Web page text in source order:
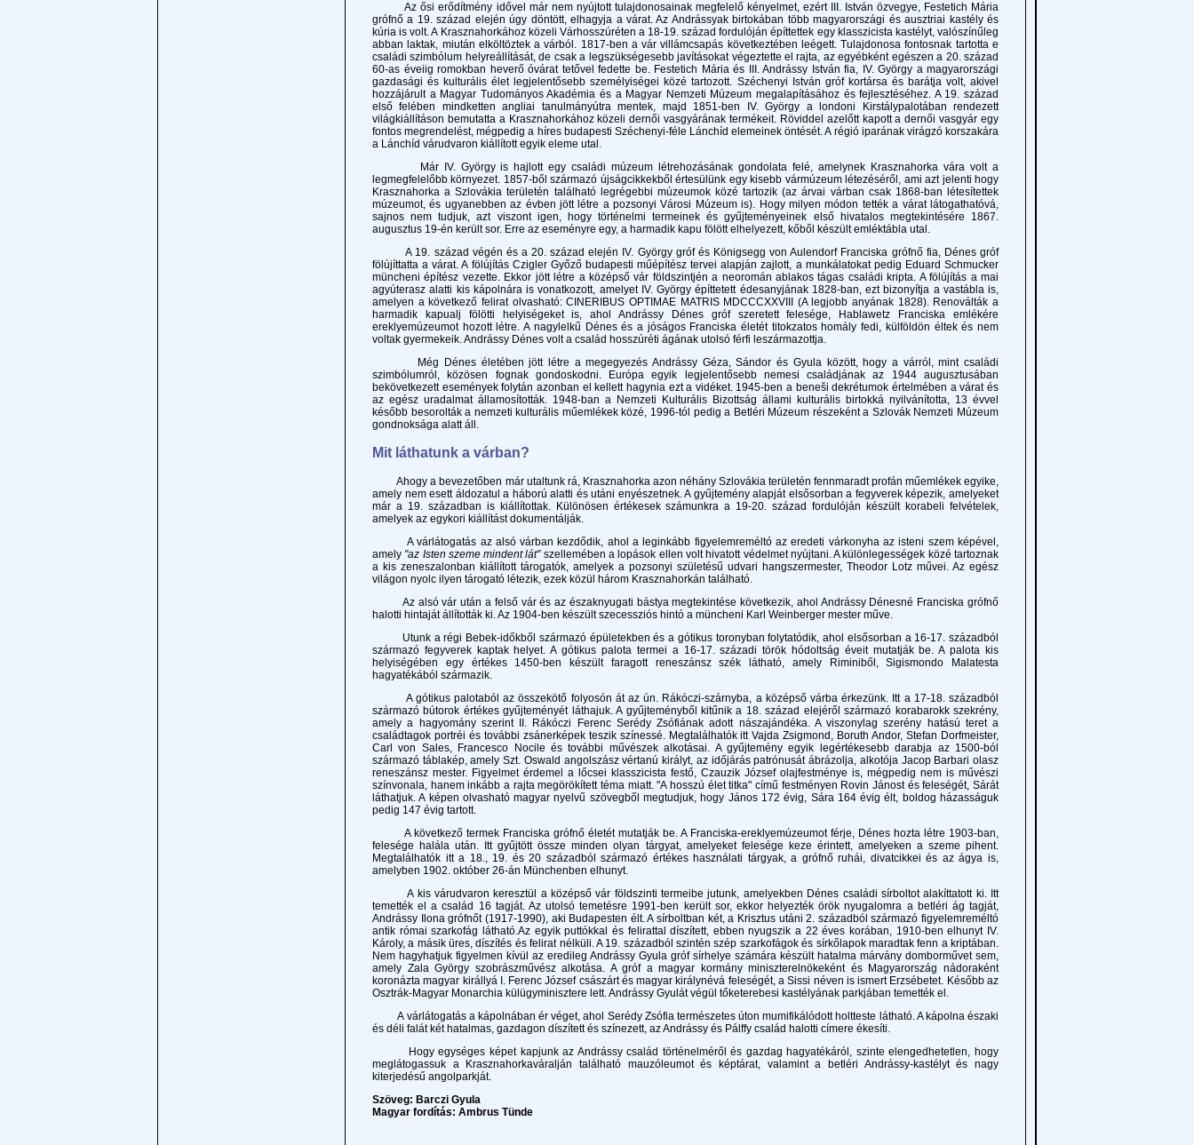
Az ősi erődítmény idővel már nem nyújtott tulajdonosainak megfelelő kényelmet, ezért III. István özvegye, Festetich Mária
grófnő a 19. század elején úgy döntött, elhagyja a várat. Az Andrássyak birtokában több magyarországi és ausztriai kastély és
kúria is volt. A Krasznahorkához közeli Várhosszúréten a 18-19. század fordulóján építtettek egy klasszicista kastélyt, valószínűleg
abban laktak, miután elköltöztek a várból. 1817-ben a vár villámcsapás következtében leégett. Tulajdonosa fontosnak tartotta e
családi szimbólum helyreállítását, de csak a legszükségesebb javításokat végeztette el rajta, az egyébként egészen a 20. század
60-as éveiig romokban heverő óvárat tetővel fedette be. Festetich Mária és III. Andrássy István fia, IV. György a magyarországi
gazdasági és kulturális élet legjelentősebb személyiségei közé tartozott. Széchenyi István gróf kortársa és barátja volt, akivel
hozzájárult a Magyar Tudományos Akadémia és a Magyar Nemzeti Múzeum megalapításához és fejlesztéséhez. A 19. század
első felében mindketten angliai tanulmányútra mentek, majd 1851-ben IV. György a londoni Kirstálypalotában rendezett
világkiállításon bemutatta a Krasznahorkához közeli dernői vasgyárának termékeit. Röviddel azelőtt kapott a dernői vasgyár egy
fontos megrendelést, mégpedig a híres budapesti Széchenyi-féle Lánchíd elemeinek öntését. A régió iparának virágzó korszakára
a Lánchíd várudvaron kiállított egyik eleme utal.
Már IV. György is hajlott egy családi múzeum létrehozásának gondolata felé, amelynek Krasznahorka vára volt a
legmegfelelőbb környezet. 1857-ből származó újságcikkekből értesülünk egy kisebb vármúzeum létezéséről, ami azt jelenti hogy
Krasznahorka a Szlovákia területén található legrégebbi múzeumok közé tartozik (az árvai várban csak 1868-ban létesítettek
múzeumot, és ugyanebben az évben jött létre a pozsonyi Városi Múzeum is). Hogy milyen módon tették a várat látogathatóvá,
sajnos nem tudjuk, azt viszont igen, hogy történelmi termeinek és gyűjteményeinek első hivatalos megtekintésére 1867.
augusztus 19-én került sor. Erre az eseményre egy, a harmadik kapu fölött elhelyezett, kőből készült emléktábla utal.
A 19. század végén és a 20. század elején IV. György gróf és Königsegg von Aulendorf Franciska grófnő fia, Dénes gróf
fölújíttatta a várat. A fölújítás Czigler Győző budapesti műépítész tervei alapján zajlott, a munkálatokat pedig Eduard Schmucker
müncheni építész vezette. Ekkor jött létre a középső vár földszintjén a neoromán ablakos tágas családi kripta. A fölújítás a mai
agyúterasz alatti kis kápolnára is vonatkozott, amelyet IV. György építtetett édesanyjának 1828-ban, ezt bizonyítja a vastábla is,
amelyen a következő felirat olvasható: CINERIBUS OPTIMAE MATRIS MDCCCXXVIII (A legjobb anyának 1828). Renoválták a
harmadik kapualj fölötti helyiségeket is, ahol Andrássy Dénes gróf szeretett felesége, Hablawetz Franciska emlékére
ereklyemúzeumot hozott létre. A nagylelkű Dénes és a jóságos Franciska életét titokzatos homály fedi, külföldön éltek és nem
voltak gyermekeik. Andrássy Dénes volt a család hosszúréti ágának utolsó férfi leszármazottja.
Még Dénes életében jött létre a megegyezés Andrássy Géza, Sándor és Gyula között, hogy a várról, mint családi
szimbólumról, közösen fognak gondoskodni. Európa egyik legjelentősebb nemesi családjának az 1944 augusztusában
bekövetkezett események folytán azonban el kellett hagynia ezt a vidéket. 1945-ben a beneši dekrétumok értelmében a várat és
az egész uradalmat államosították. 1948-ban a Nemzeti Kulturális Bizottság állami kulturális birtokká nyilvánította, 13 évvel
később besorolták a nemzeti kulturális műemlékek közé, 1996-tól pedig a Betléri Múzeum részeként a Szlovák Nemzeti Múzeum
gondnoksága alatt áll.
Mit láthatunk a várban?
Ahogy a bevezetőben már utaltunk rá, Krasznahorka azon néhány Szlovákia területén fennmaradt profán műemlékek egyike,
amely nem esett áldozatul a háború alatti és utáni enyészetnek. A gyűjtemény alapját elsősorban a fegyverek képezik, amelyeket
már a 19. században is kiállítottak. Különösen értékesek számunkra a 19-20. század fordulóján készült korabeli felvételek,
amelyek az egykori kiállítást dokumentálják.
A várlátogatás az alsó várban kezdődik, ahol a leginkább figyelemreméltó az eredeti várkonyha az isteni szem képével,
amely "az Isten szeme mindent lát"szellemében a lopások ellen volt hivatott védelmet nyújtani. A különlegességek közé tartoznak
a kis zeneszalonban kiállított tárogatók, amelyek a pozsonyi születésű udvari hangszermester, Theodor Lotz művei. Az egész
világon nyolc ilyen tárogató létezik, ezek közül három Krasznahorkán található.
Az alsó vár után a felső vár és az északnyugati bástya megtekintése következik, ahol Andrássy Dénesné Franciska grófnő
halotti hintaját állították ki. Az 1904-ben készült szecessziós hintó a müncheni Karl Weinberger mester műve.
Utunk a régi Bebek-időkből származó épületekben és a gótikus toronyban folytatódik, ahol elsősorban a 16-17. századból
származó fegyverek kaptak helyet. A gótikus palota termei a 16-17. századi török hódoltság éveit mutatják be. A palota kis
helyiségében egy értékes 1450-ben készült faragott reneszánsz szék látható, amely Riminiből, Sigismondo Malatesta
hagyatékából származik.
A gótikus palotaból az összekötő folyosón át az ún. Rákóczi-szárnyba, a középső várba érkezünk. Itt a 17-18. századból
származó bútorok értékes gyűjteményét láthajuk. A gyűjteményből kitűnik a 18. század elejéről származó korabarokk szekrény,
amely a hagyomány szerint II. Rákóczi Ferenc Serédy Zsófiának adott nászajándéka. A viszonylag szerény hatású teret a
családtagok portréi és további zsánerképek teszik színessé. Megtalálhatók itt Vajda Zsigmond, Boruth Andor, Stefan Dorfmeister,
Carl von Sales, Francesco Nocile és további művészek alkotásai. A gyűjtemény egyik legértékesebb darabja az 1500-ból
származó táblakép, amely Szt. Oswald angolszász vértanú királyt, az időjárás patrónusát ábrázolja, alkotója Jacop Barbari olasz
reneszánsz mester. Figyelmet érdemel a lőcsei klasszicista festő, Czauzik József olajfestménye is, mégpedig nem is művészi
színvonala, hanem inkább a rajta megörökített téma miatt. "A hosszú élet titka" című festményen Rovin Jánost és feleségét, Sárát
láthatjuk. A képen olvasható magyar nyelvű szövegből megtudjuk, hogy János 172 évig, Sára 164 évig élt, boldog házasságuk
pedig 147 évig tartott.
A következő termek Franciska grófnő életét mutatják be. A Franciska-ereklyemúzeumot férje, Dénes hozta létre 1903-ban,
felesége halála után. Itt gyűjtött össze minden olyan tárgyat, amelyeket felesége keze érintett, amelyeken a szeme pihent.
Megtalálhatók itt a 18., 19. és 20 századból származó értékes használati tárgyak, a grófnő ruhái, divatcikkei és az ágya is,
amelyben 1902. október 26-án Münchenben elhunyt.
A kis várudvaron keresztül a középső vár földszinti termeibe jutunk, amelyekben Dénes családi sírboltot alakíttatott ki. Itt
temették el a család 16 tagját. Az utolsó temetésre 1991-ben került sor, ekkor helyezték örök nyugalomra a betléri ág tagját,
Andrássy Ilona grófnőt (1917-1990), aki Budapesten élt. A sírboltban két, a Krisztus utáni 2. századból származó figyelemreméltó
antik római szarkofág látható.Az egyik puttókkal és felirattal díszített, ebben nyugszik a 22 éves korában, 1910-ben elhunyt IV.
Károly, a másik üres, díszítés és felirat nélküli. A 19. századból szintén szép szarkofágok és sírkőlapok maradtak fenn a kriptában.
Nem hagyhatjuk figyelmen kívül az eredileg Andrássy Gyula gróf sírhelye számára készült hatalma márvány domborművet sem,
amely Zala György szobrászművész alkotása. A gróf a magyar kormány miniszterelnökeként és Magyarország nádoraként
koronázta magyar királlyá I. Ferenc József császárt és magyar királynévá feleségét, a Sissi néven is ismert Erzsébetet. Később az
Osztrák-Magyar Monarchia külügyminisztere lett. Andrássy Gyulát végül tőketerebesi kastélyának parkjában temették el.
A várlátogatás a kápolnában ér véget, ahol Serédy Zsófia természetes úton mumifikálódott holtteste látható. A kápolna északi
és déli falát két hatalmas, gazdagon díszített és színezett, az Andrássy és Pálffy család halotti címere ékesíti.
Hogy egységes képet kapjunk az Andrássy család történelméről és gazdag hagyatékáról, szinte elengedhetetlen, hogy
meglátogassuk a Krasznahorkaváralján található mauzóleumot és képtárat, valamint a betléri Andrássy-kastélyt és nagy
kiterjedésű angolparkját.
Szöveg: Barczi Gyula
Magyar fordítás: Ambrus Tünde